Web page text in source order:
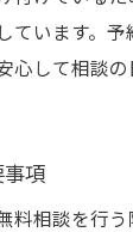
ています。
心して相談
事項
料相談を行